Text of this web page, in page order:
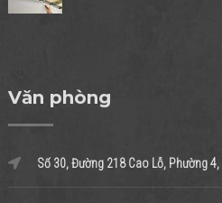
Văn phòng
Số 30, Đường 218 Cao Lỗ, Phường 4,